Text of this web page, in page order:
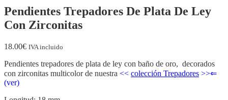
Pendientes Trepadores De Plata De Ley
Con Zirconitas
18.00€ IVA incluido
Pendientes trepadores de plata de ley con baño de oro, decorados
con zirconitas multicolor de nuestra << colección Trepadores >>⇐
(ver)